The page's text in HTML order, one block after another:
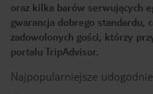
oraz kilka barów serwujących
gwarancja dobrego standardu,
zadowolonych gości, którzy
portalu TripAdvisor.
Najpopularniejsze